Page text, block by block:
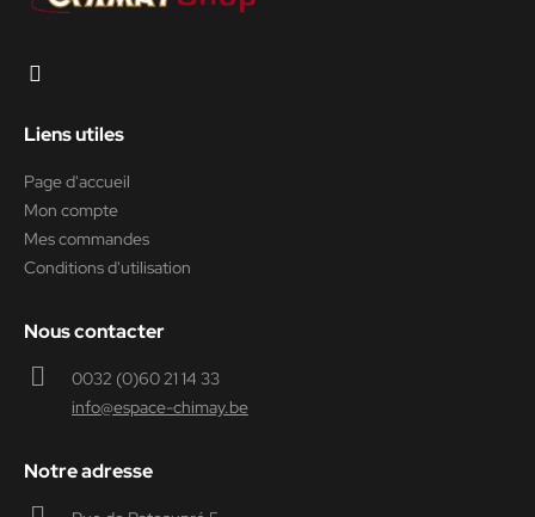
Liens utiles
Page d'accueil
Mon compte
Mes commandes
Conditions d'utilisation
Nous contacter
0032 (0)60 21 14 33
info@espace-chimay.be
Notre adresse